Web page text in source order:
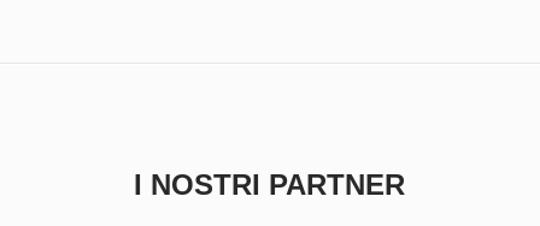
I NOSTRI PARTNER